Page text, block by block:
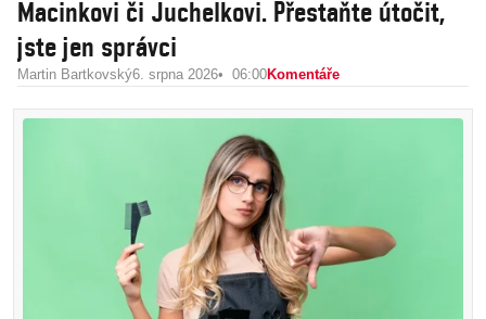
Macinkovi či Juchelkovi. Přestaňte útočit,
jste jen správci
Martin Bartkovský6. srpna 2026 06:00Komentáře